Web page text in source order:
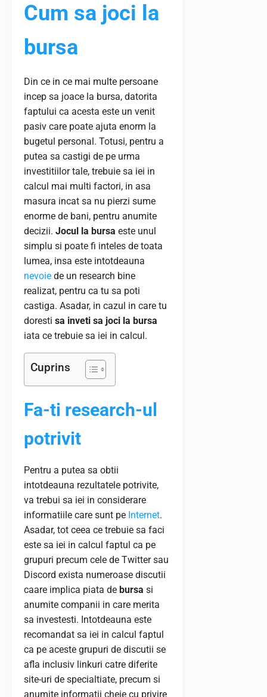
Cum sa joci la
bursa
Din ce in ce mai multe persoane
incep sa joace la bursa, datorita
faptului ca acesta este un venit
pasiv care poate ajuta enorm la
bugetul personal. Totusi, pentru a
putea sa castigi de pe urma
investitiilor tale, trebuie sa iei in
calcul mai multi factori, in asa
masura incat sa nu pierzi sume
enorme de bani, pentru anumite
decizii. Jocul la bursa este unul
simplu si poate fi inteles de toata
lumea, insa este intotdeauna
nevoie de un research bine
realizat, pentru ca tu sa poti
castiga. Asadar, in cazul in care tu
doresti sa inveti sa joci la bursa
iata ce trebuie sa iei in calcul.
Cuprins
Fa-ti research-ul
potrivit
Pentru a putea sa obtii
intotdeauna rezultatele potrivite,
va trebui sa iei in considerare
informatiile care sunt pe Internet.
Asadar, tot ceea ce trebuie sa faci
este sa iei in calcul faptul ca pe
grupuri precum cele de Twitter sau
Discord exista numeroase discutii
caare implica piata de bursa si
anumite companii in care merita
sa investesti. Intotdeauna este
recomandat sa iei in calcul faptul
ca pe aceste grupuri de discutii se
afla inclusiv linkuri catre diferite
site-uri de specialtiate, precum si
anumite informatii cheie cu privire